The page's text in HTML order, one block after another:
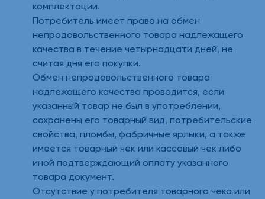
комплектации.
Потребитель имеет право на обмен
непродовольственного товара надлежащего
качества в течение четырнадцати дней, не
считая дня его покупки.
Обмен непродовольственного товара
надлежащего качества проводится, если
указанный товар не был в употреблении,
сохранены его товарный вид, потребительские
свойства, пломбы, фабричные ярлыки, а также
имеется товарный чек или кассовый чек либо
иной подтверждающий оплату указанного
товара документ.
Отсутствие у потребителя товарного чека или